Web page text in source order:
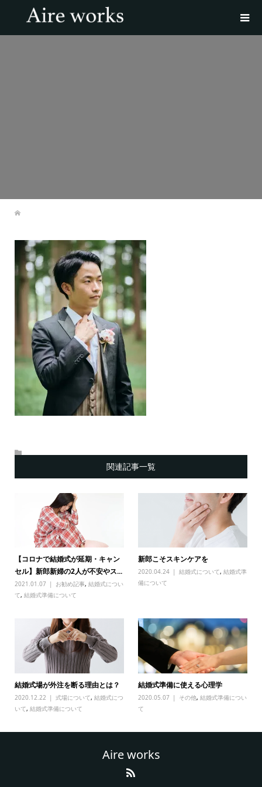
関連記事一覧
【コロナで結婚式が延期・キャン
セル】新郎新婦の2人が不安やス...
2021.01.07 お勧め記事, 結婚式につい
て, 結婚式準備について
新郎こそスキンケアを
2020.04.24 結婚式について,結婚式準
備について
結婚式場が外注を断る理由とは？
2020.12.22 式場について, 結婚式につ
いて, 結婚式準備について
結婚式準備に使える心理学
2020.05.07 その他,結婚式準備につい
て
Aire works